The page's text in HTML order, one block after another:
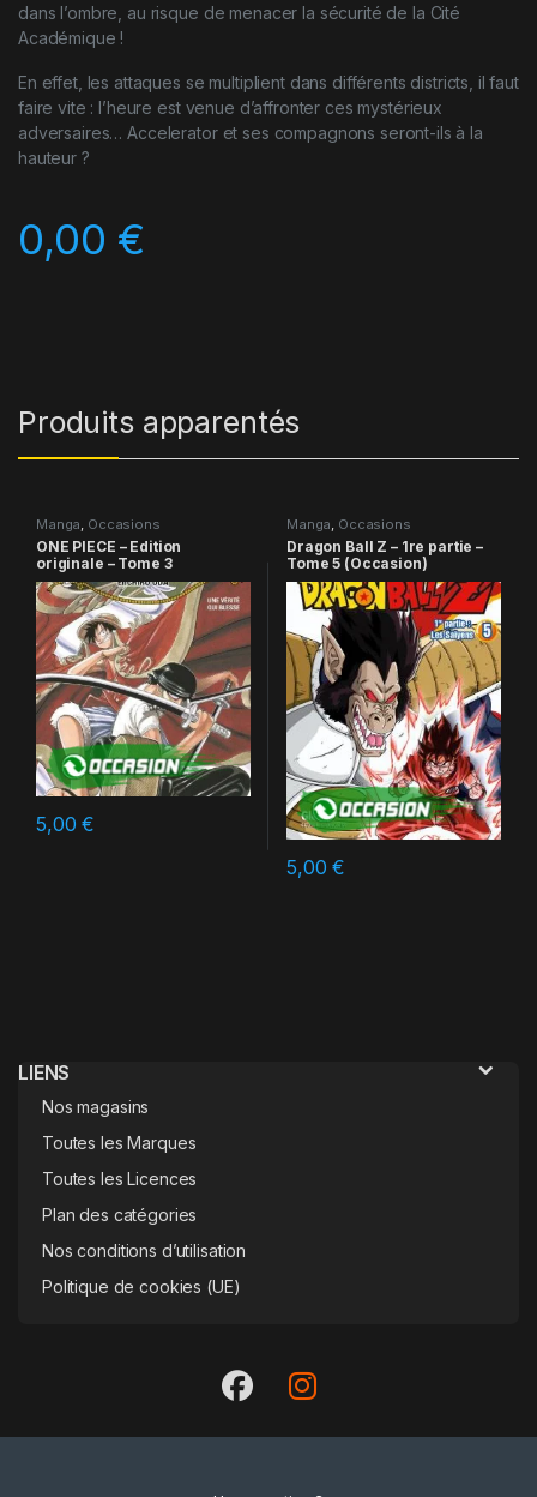
dans l’ombre, au risque de menacer la sécurité de la Cité
Académique !
En effet, les attaques se multiplient dans différents districts, il faut
faire vite : l’heure est venue d’affronter ces mystérieux
adversaires… Accelerator et ses compagnons seront-ils à la
hauteur ?
0,00 €
Produits apparentés
Manga, Occasions
ONE PIECE – Edition
originale – Tome 3
5,00€
Manga, Occasions
Dragon Ball Z – 1re partie –
Tome 5 (Occasion)
5,00€
LIENS
Nos magasins
Toutes les Marques
Toutes les Licences
Plan des catégories
Nos conditions d’utilisation
Politique de cookies (UE)